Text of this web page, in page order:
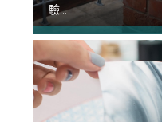
驗...